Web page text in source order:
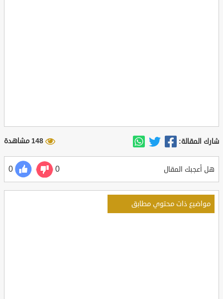
شارك المقالة: 148 مشاهدة
هل أعجبك المقال 0
0
مواضيع ذات محتوي مطابق